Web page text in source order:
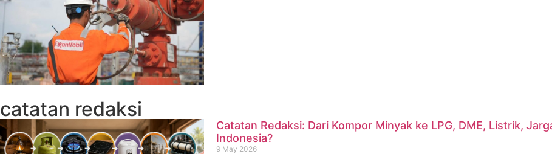
catatan redaksi
Catatan Redaksi: Dari Kompor Minyak ke LPG, DME, Listrik,
Indonesia?
9 May 2026